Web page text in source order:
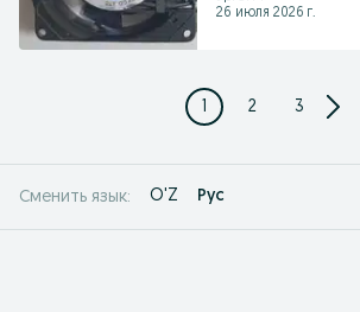
26 июля 2026 г.
1 2 3
Сменить язык: O'Z Рус